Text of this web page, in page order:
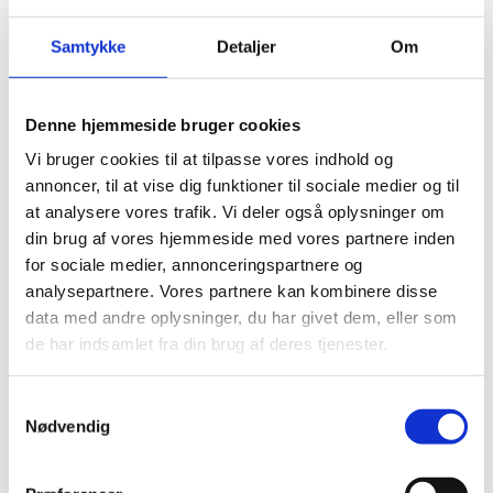
Samtykke Detaljer Om
Denne hjemmeside bruger cookies
Vi bruger cookies til at tilpasse vores indhold og
annoncer, til at vise dig funktioner til sociale medier og til
at analysere vores trafik. Vi deler også oplysninger om
din brug af vores hjemmeside med vores partnere inden
for sociale medier, annonceringspartnere og
analysepartnere. Vores partnere kan kombinere disse
data med andre oplysninger, du har givet dem, eller som
de har indsamlet fra din brug af deres tjenester.
Nødvendig
1900x190x14 mm. Hvid olie
799,00kr.
Den
oprindelige
pris
var:
799,00 kr..
649,00kr.
Den
aktuelle
pris
er:
649,00 kr..
m2
1900x190x14 mm. Natur mat
lak
799,00kr.
Den
oprindelige
var:
799,00 kr..
599,00kr.
Den
aktuelle
er:
599,00 kr..
m2
-25%